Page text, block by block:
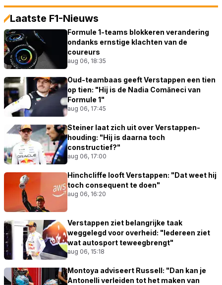
Laatste F1-Nieuws
Formule 1-teams blokkeren verandering
ondanks ernstige klachten van de
coureurs
aug 06, 18:35
Oud-teambaas geeft Verstappen een tien
op tien: "Hij is de Nadia Comăneci van
Formule 1"
aug 06, 17:45
Steiner laat zich uit over Verstappen-
houding: "Hij is daarna toch
constructief?"
aug 06, 17:00
Hinchcliffe looft Verstappen: "Dat weet hij
toch consequent te doen"
aug 06, 16:20
Verstappen ziet belangrijke taak
weggelegd voor overheid: "Iedereen ziet
wat autosport teweegbrengt"
aug 06, 15:18
Montoya adviseert Russell: "Dan kan je
Antonelli verleiden tot het maken van